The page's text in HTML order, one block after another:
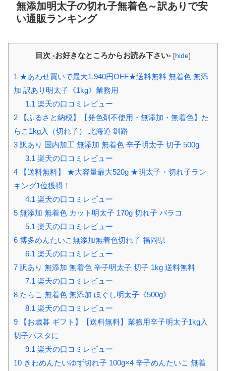
無添加明太子の切れ子無着色～訳ありで安
い通販ランキング
目次 -お好きなところからお読み下さい- [hide]
1 ★あわせ買いで最大1,940円OFF★送料無料 無着色 無添
加 訳あり明太子《1kg》業務用
1.1 楽天の口コミレビュー
2 【ふるさと納税】【発色剤不使用・無添加・無着色】た
らこ1kg入（切れ子） 北海道 釧路
3 訳あり 国内加工 無添加 無着色 辛子明太子 切子 500g
3.1 楽天の口コミレビュー
4 【送料無料】 ★大容量最大520g ★明太子・切れ子ラン
キング1位獲得！
4.1 楽天の口コミレビュー
5 無添加 無着色 カット明太子 170g 切れ子 バラコ
5.1 楽天の口コミレビュー
6 博多めんたいこ無添加無着色切れ子 福岡県
6.1 楽天の口コミレビュー
7 訳あり 無添加 無着色 辛子明太子 切子 1kg 送料無料
7.1 楽天の口コミレビュー
8 たらこ 無着色 無添加 ほぐし明太子《500g》
8.1 楽天の口コミレビュー
9 【お歳暮 ギフト】【送料無料】業務用辛子明太子1kg入
切子パスタに
9.1 楽天の口コミレビュー
10 きわめんたいゆず切れ子 100g×4 辛子めんたいこ 無着